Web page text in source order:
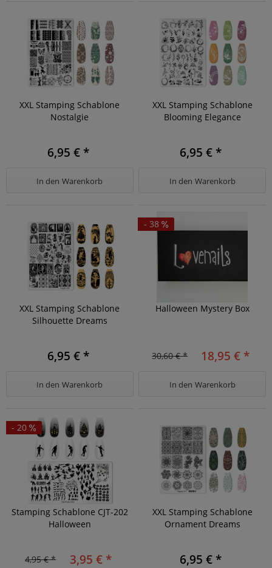
XXL Stamping Schablone
Nostalgie
6,95 € *
In den Warenkorb
XXL Stamping Schablone
Blooming Elegance
6,95 € *
In den Warenkorb
XXL Stamping Schablone
Silhouette Dreams
6,95 € *
In den Warenkorb
- 38
Halloween Mystery Box
30,60 € * 18,95 € *
In den Warenkorb
- 20
Stamping Schablone CJT-202
Halloween
4,95 € * 3,95 € *
XXL Stamping Schablone
Ornament Dreams
6,95 € *